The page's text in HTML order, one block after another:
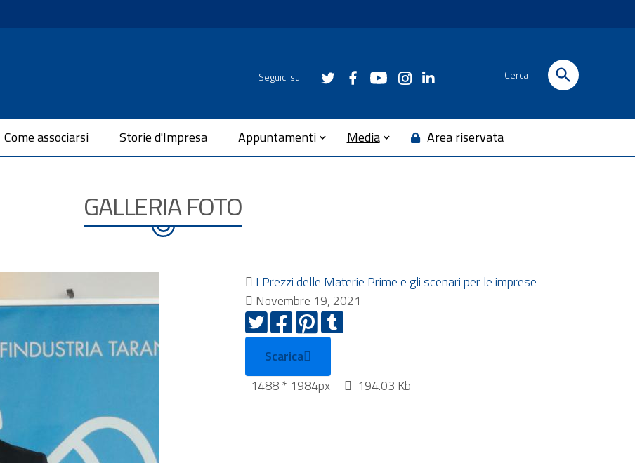
Seguici su Cerca
Come associarsi Storie d'Impresa Appuntamenti Media Area riservata
GALLERIA FOTO
I Prezzi delle Materie Prime e gli scenari per le imprese
Novembre 19, 2021
Scarica
1488 * 1984px
194.03 Kb